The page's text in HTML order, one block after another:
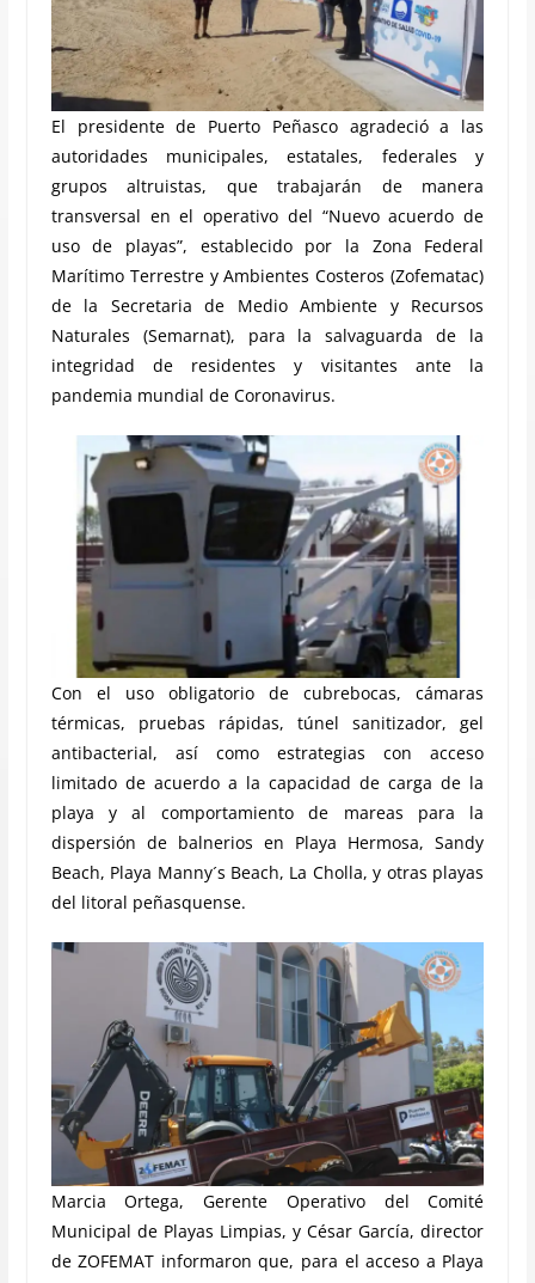
El presidente de Puerto Peñasco agradeció a las
autoridades municipales, estatales, federales y
grupos altruistas, que trabajarán de manera
transversal en el operativo del “Nuevo acuerdo de
uso de playas”, establecido por la Zona Federal
Marítimo Terrestre y Ambientes Costeros (Zofematac)
de la Secretaria de Medio Ambiente y Recursos
Naturales (Semarnat), para la salvaguarda de la
integridad de residentes y visitantes ante la
pandemia mundial de Coronavirus.
Con el uso obligatorio de cubrebocas, cámaras
térmicas, pruebas rápidas, túnel sanitizador, gel
antibacterial, así como estrategias con acceso
limitado de acuerdo a la capacidad de carga de la
playa y al comportamiento de mareas para la
dispersión de balnerios en Playa Hermosa, Sandy
Beach, Playa Manny´s Beach, La Cholla, y otras playas
del litoral peñasquense.
Marcia Ortega, Gerente Operativo del Comité
Municipal de Playas Limpias, y César García, director
de ZOFEMAT informaron que, para el acceso a Playa